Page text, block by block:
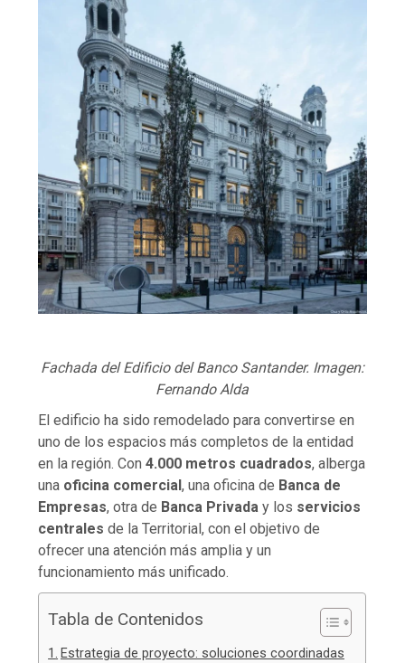
Fachada del Edificio del Banco Santander. Imagen:
Fernando Alda
El edificio ha sido remodelado para convertirse en
uno de los espacios más completos de la entidad
en la región. Con4.000 metros cuadrados, alberga
una oficina comercial, una oficina de Banca de
Empresas, otra de Banca Privada y los servicios
centrales de la Territorial, con el objetivo de
ofrecer una atención más amplia y un
funcionamiento más unificado.
Tabla de Contenidos
Estrategia de proyecto: soluciones coordinadas